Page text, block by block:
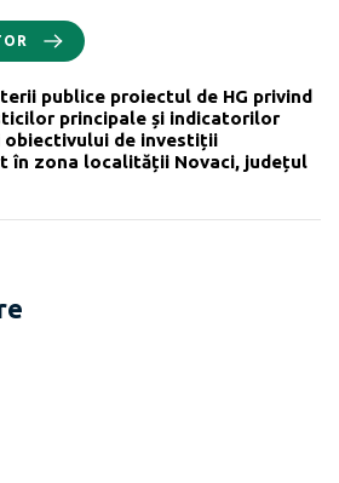
publice proiectul de HG privind
principale și indicatorilor
obiectivului de investiții
în zona localității Novaci, județul